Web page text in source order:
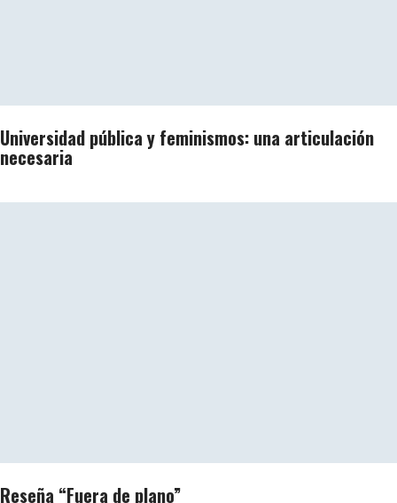
Universidad pública y feminismos: una articulación
necesaria
Reseña “Fuera de plano”